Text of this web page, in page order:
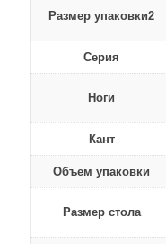
Размер упаковки2
Серия
Ноги
Кант
Объем упаковки
Размер стола